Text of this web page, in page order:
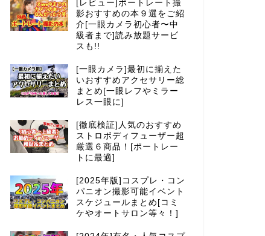
[レビュー]ポートレート撮
影おすすめの本９選をご紹
介[一眼カメラ初心者〜中
級者まで]読み放題サービ
スも!!
[一眼カメラ]最初に揃えた
いおすすめアクセサリー総
まとめ[一眼レフやミラー
レス一眼に]
[徹底検証]人気のおすすめ
ストロボディフューザー超
厳選６商品！[ポートレー
トに最適]
[2025年版]コスプレ・コン
パニオン撮影可能イベント
スケジュールまとめ[コミ
ケやオートサロン等々！]